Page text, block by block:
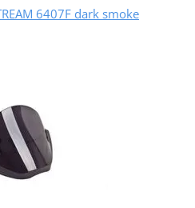
6407F dark smoke